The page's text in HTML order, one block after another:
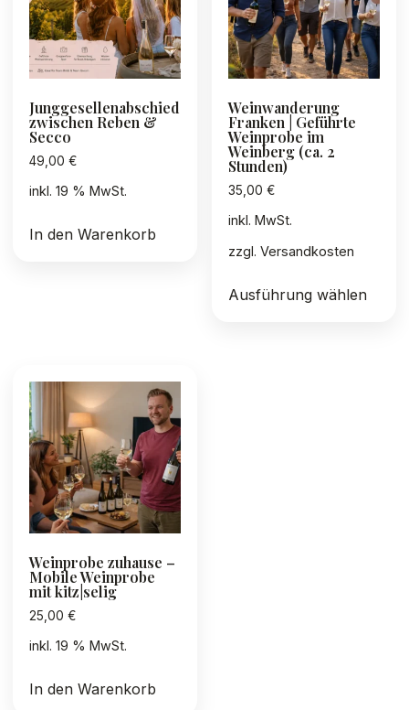
Junggesellenabschied
zwischen Reben &
Secco
49,00 €
inkl. 19 % MwSt.
In den Warenkorb
Weinwanderung
Franken | Geführte
Weinprobe im
Weinberg (ca. 2
Stunden)
35,00€
inkl. MwSt.
zzgl.Versandkosten
Ausführung wählen
Weinprobe zuhause –
Mobile Weinprobe
mit kitz|selig
25,00 €
inkl. 19 % MwSt.
In den Warenkorb